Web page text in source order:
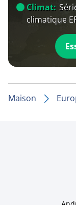
Climat:
climatique
Maison